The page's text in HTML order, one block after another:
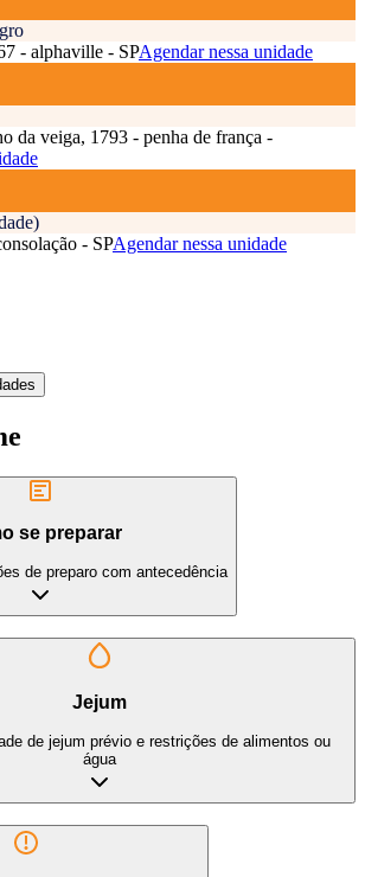
- alphaville - SPAgendar nessa unidade
da veiga, 1793 - penha de frança -
- SPAgendar nessa unidade
se preparar
de preparo com antecedência
Jejum
de jejum prévio e restrições de alimentos ou
água